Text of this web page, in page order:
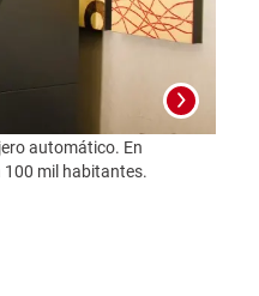
automático. En
100 mil habitantes.